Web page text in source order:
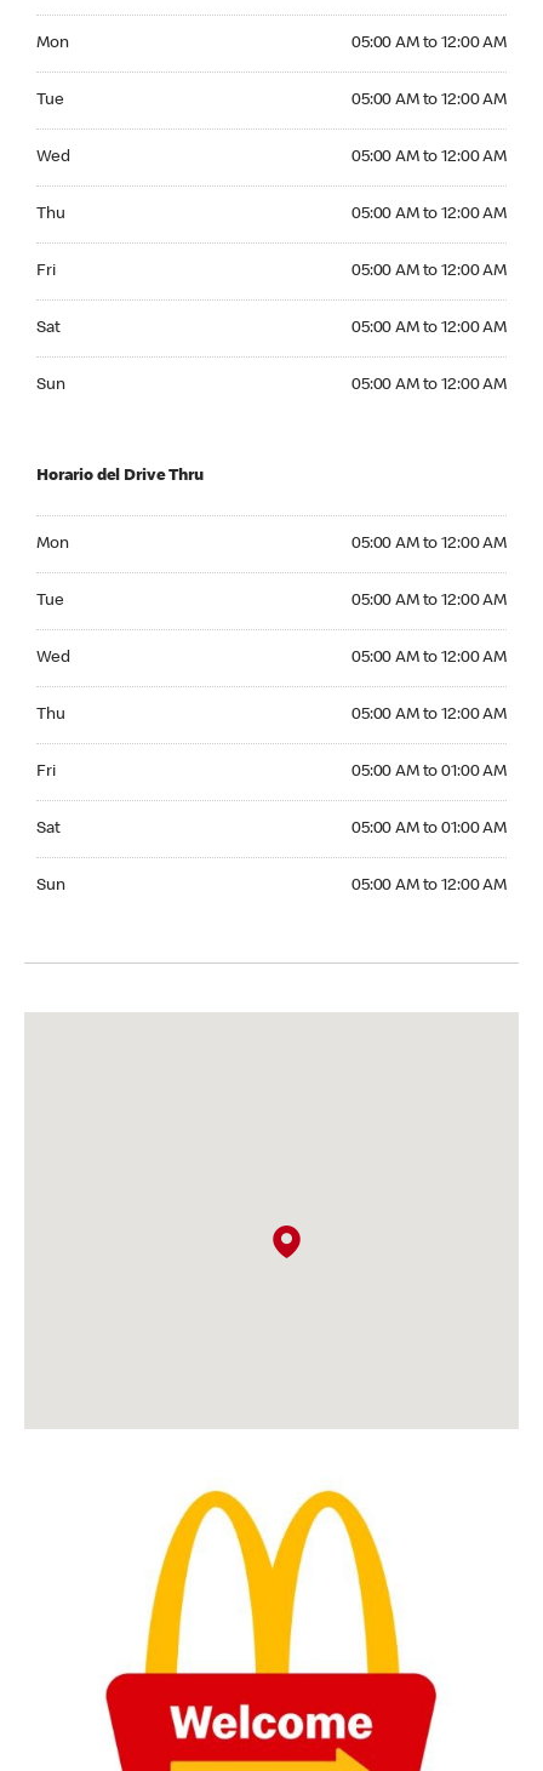
Mon 05:00 AM to 12:00 AM
Tue 05:00 AM to 12:00 AM
Wed 05:00 AM to 12:00 AM
Thu 05:00 AM to 12:00 AM
Fri 05:00 AM to 12:00 AM
Sat 05:00 AM to 12:00 AM
Sun 05:00 AM to 12:00 AM
Horario del Drive Thru
Mon 05:00 AM to 12:00 AM
Tue 05:00 AM to 12:00 AM
Wed 05:00 AM to 12:00 AM
Thu 05:00 AM to 12:00 AM
Fri 05:00 AM to 01:00 AM
Sat 05:00 AM to 01:00 AM
Sun 05:00 AM to 12:00 AM